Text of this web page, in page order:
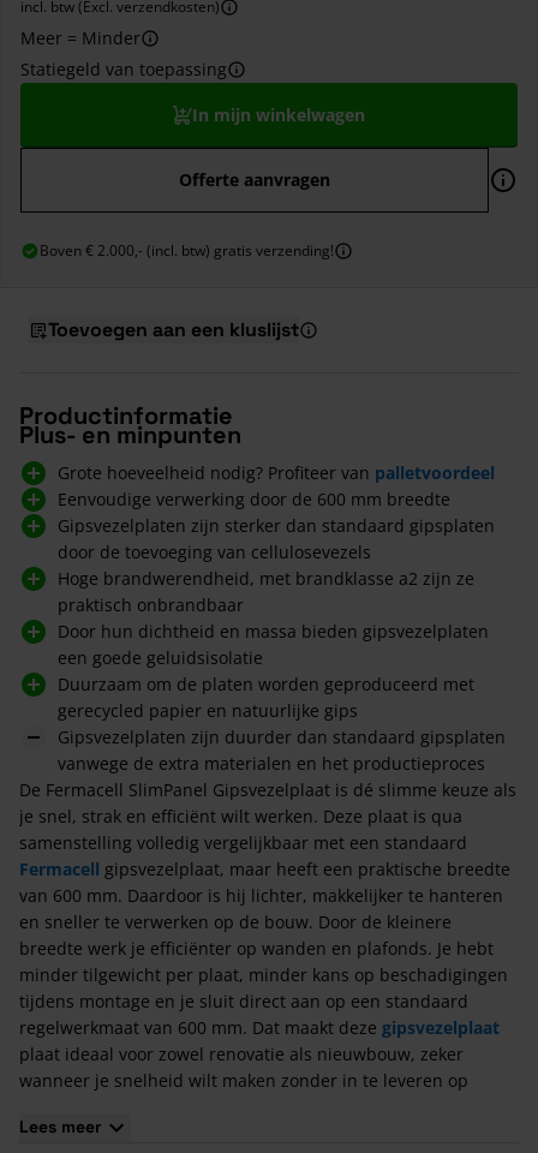
incl. btw (Excl. verzendkosten)
Meer = Minder
Statiegeld van toepassing
In mijn winkelwagen
Offerte aanvragen
Boven € 2.000,- (incl. btw) gratis verzending!
Toevoegen aan een kluslijst
Productinformatie
Plus- en minpunten
Grote hoeveelheid nodig? Profiteer van palletvoordeel
Eenvoudige verwerking door de 600 mm breedte
Gipsvezelplaten zijn sterker dan standaard gipsplaten
door de toevoeging van cellulosevezels
Hoge brandwerendheid, met brandklasse a2 zijn ze
praktisch onbrandbaar
Door hun dichtheid en massa bieden gipsvezelplaten
een goede geluidsisolatie
Duurzaam om de platen worden geproduceerd met
gerecycled papier en natuurlijke gips
Gipsvezelplaten zijn duurder dan standaard gipsplaten
vanwege de extra materialen en het productieproces
De Fermacell SlimPanel Gipsvezelplaat is dé slimme keuze als
je snel, strak en efficiënt wilt werken. Deze plaat is qua
samenstelling volledig vergelijkbaar met een standaard
Fermacell gipsvezelplaat, maar heeft een praktische breedte
van 600 mm. Daardoor is hij lichter, makkelijker te hanteren
en sneller te verwerken op de bouw. Door de kleinere
breedte werk je efficiënter op wanden en plafonds. Je hebt
minder tilgewicht per plaat, minder kans op beschadigingen
tijdens montage en je sluit direct aan op een standaard
regelwerkmaat van 600 mm. Dat maakt deze gipsvezelplaat
plaat ideaal voor zowel renovatie als nieuwbouw, zeker
wanneer je snelheid wilt maken zonder in te leveren op
verf? Dan is het belangrijk om de ondergrond eerst voor te
Lees meer